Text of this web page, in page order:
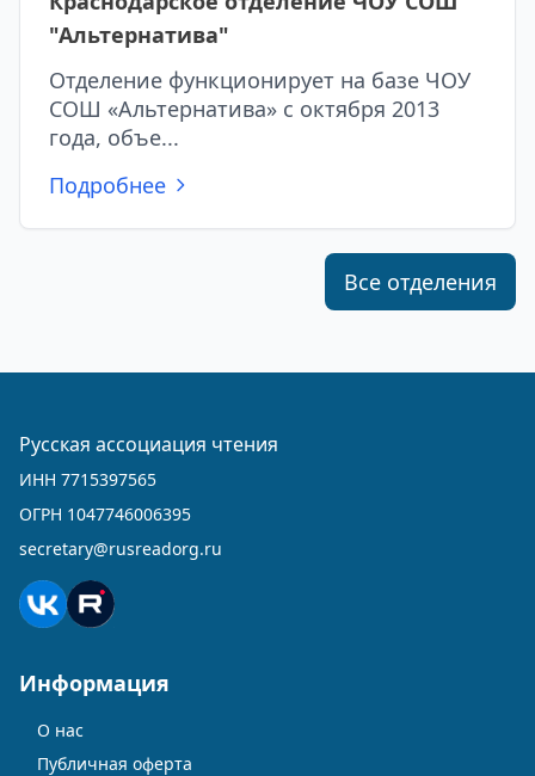
"Альтернатива"
Отделение функционирует на базе ЧОУ
СОШ «Альтернатива» с октября 2013
года, объе...
Подробнее
Все отделения
Русская ассоциация чтения
ИНН 7715397565
ОГРН 1047746006395
secretary@rusreadorg.ru
Информация
О нас
Публичная оферта